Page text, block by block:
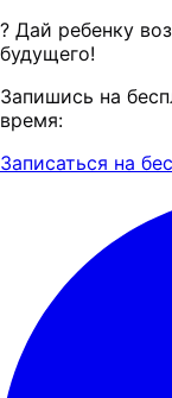
? Дай ребенку
будущего!
Запишись на
время:
Записаться на